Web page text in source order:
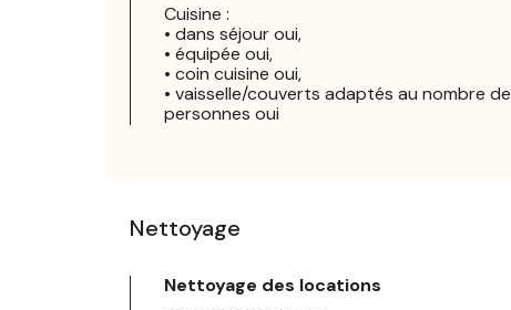
Cuisine :
• dans séjour oui,
• équipée oui,
• coin cuisine oui,
• vaisselle/couverts adaptés au nombre de
personnes oui
Nettoyage
Nettoyage des locations